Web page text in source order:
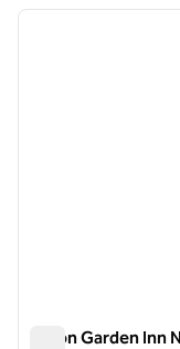
Exibindo 10 hotéis
1 de 12
Hilton Garden